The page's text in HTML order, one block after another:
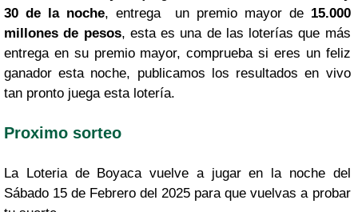
30 de la noche, entrega un premio mayor de 15.000
millones de pesos, esta es una de las loterías que más
entrega en su premio mayor, comprueba si eres un feliz
ganador esta noche, publicamos los resultados en vivo
tan pronto juega esta lotería.
Proximo sorteo
La Loteria de Boyaca vuelve a jugar en la noche del
Sábado 15 de Febrero del 2025 para que vuelvas a probar